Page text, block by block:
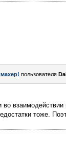
пользователя
во
тоже.